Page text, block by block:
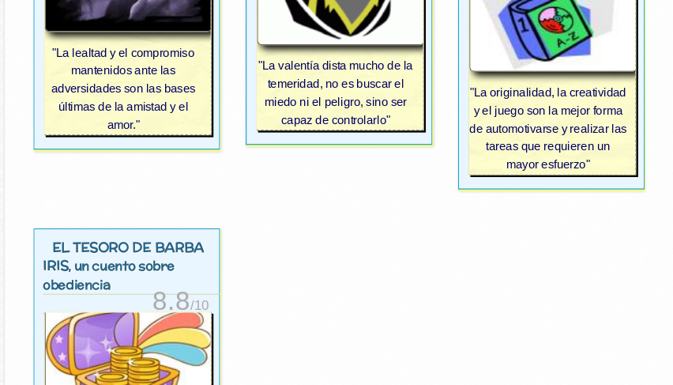
"La lealtad y el compromiso
mantenidos ante las
adversidades son las bases
últimas de la amistad y el
amor."
"La valentía dista mucho de la
temeridad, no es buscar el
miedo ni el peligro, sino ser
capaz de controlarlo"
"La originalidad, la creatividad
y el juego son la mejor forma
de automotivarse y realizar las
tareas que requieren un
mayor esfuerzo"
EL TESORO DE BARBA
IRIS, un cuento sobre
obediencia
8.8/10